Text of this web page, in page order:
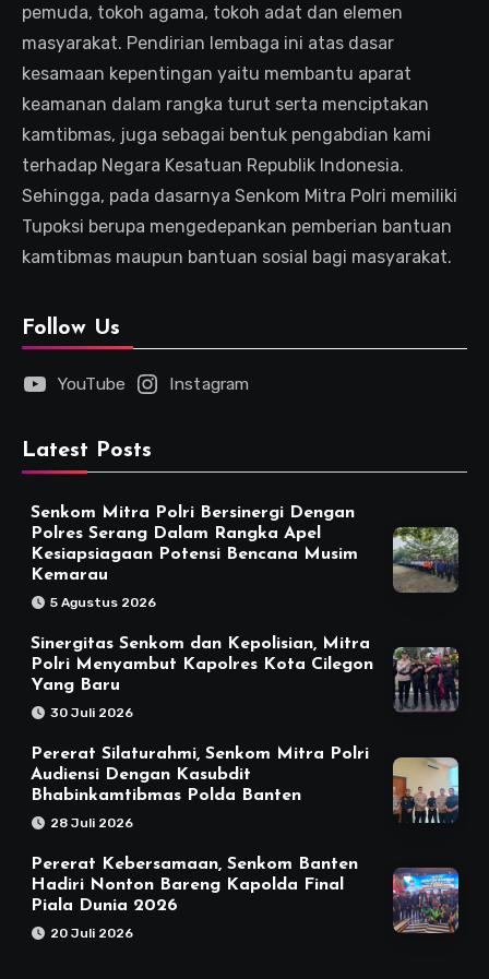
pemuda, tokoh agama, tokoh adat dan elemen
masyarakat. Pendirian lembaga ini atas dasar
kesamaan kepentingan yaitu membantu aparat
keamanan dalam rangka turut serta menciptakan
kamtibmas, juga sebagai bentuk pengabdian kami
terhadap Negara Kesatuan Republik Indonesia.
Sehingga, pada dasarnya Senkom Mitra Polri memiliki
Tupoksi berupa mengedepankan pemberian bantuan
kamtibmas maupun bantuan sosial bagi masyarakat.
Follow Us
YouTube Instagram
Latest Posts
Senkom Mitra Polri Bersinergi Dengan
Polres Serang Dalam Rangka Apel
Kesiapsiagaan Potensi Bencana Musim
Kemarau
5 Agustus 2026
Sinergitas Senkom dan Kepolisian, Mitra
Polri Menyambut Kapolres Kota Cilegon
Yang Baru
30 Juli 2026
Pererat Silaturahmi, Senkom Mitra Polri
Audiensi Dengan Kasubdit
Bhabinkamtibmas Polda Banten
28 Juli 2026
Pererat Kebersamaan, Senkom Banten
Hadiri Nonton Bareng Kapolda Final
Piala Dunia 2026
20 Juli 2026